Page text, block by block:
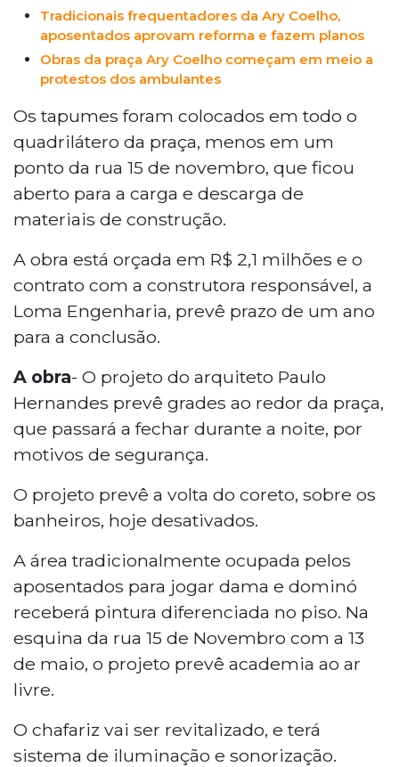
Tradicionais frequentadores da Ary Coelho,
aposentados aprovam reforma e fazem planos
Obras da praça Ary Coelho começam em meio a
protestos dos ambulantes
Os tapumes foram colocados em todo o
quadrilátero da praça, menos em um
ponto da rua 15 de novembro, que ficou
aberto para a carga e descarga de
materiais de construção.
A obra está orçada em R$ 2,1 milhões e o
contrato com a construtora responsável, a
Loma Engenharia, prevê prazo de um ano
para a conclusão.
A obra- O projeto do arquiteto Paulo
Hernandes prevê grades ao redor da praça,
que passará a fechar durante a noite, por
motivos de segurança.
O projeto prevê a volta do coreto, sobre os
banheiros, hoje desativados.
A área tradicionalmente ocupada pelos
aposentados para jogar dama e dominó
receberá pintura diferenciada no piso. Na
esquina da rua 15 de Novembro com a 13
de maio, o projeto prevê academia ao ar
livre.
O chafariz vai ser revitalizado, e terá
sistema de iluminação e sonorização.